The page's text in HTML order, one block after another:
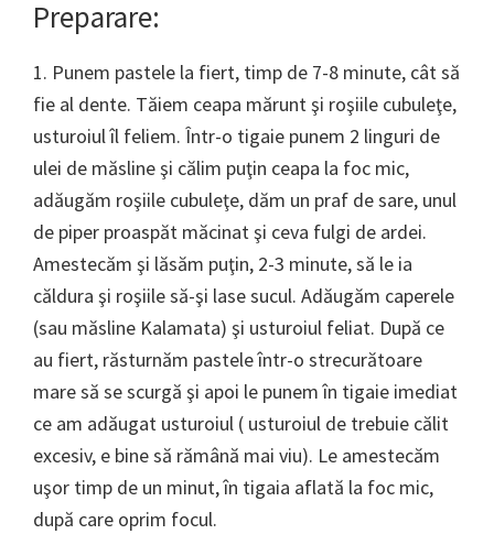
Preparare:
1. Punem pastele la fiert, timp de 7-8 minute, cât să
fie al dente. Tăiem ceapa mărunt şi roşiile cubuleţe,
usturoiul îl feliem. Într-o tigaie punem 2 linguri de
ulei de măsline şi călim puţin ceapa la foc mic,
adăugăm roşiile cubuleţe, dăm un praf de sare, unul
de piper proaspăt măcinat şi ceva fulgi de ardei.
Amestecăm şi lăsăm puţin, 2-3 minute, să le ia
căldura şi roşiile să-şi lase sucul. Adăugăm caperele
(sau măsline Kalamata) şi usturoiul feliat. După ce
au fiert, răsturnăm pastele într-o strecurătoare
mare să se scurgă şi apoi le punem în tigaie imediat
ce am adăugat usturoiul ( usturoiul de trebuie călit
excesiv, e bine să rămână mai viu). Le amestecăm
uşor timp de un minut, în tigaia aflată la foc mic,
după care oprim focul.